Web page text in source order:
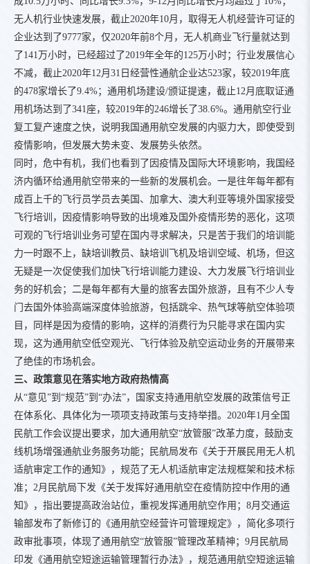
无人机行业快速发展，截止2020年10月，取得无人机经营许可证的
企业达到了9777家，仅2020年前8个月，无人机商业飞行量就达到
了141万小时，已经超过了2019年全年的125万小时；行业发展信心
不减，截止2020年12月31日经营性通航企业达523家，较2019年底
的478家增长了9.4%；通用机场建设/颁证提速，截止12月底取证通
用机场达到了341座，较2019年的246增长了38.6%。通用航空行业
复工复产速度之快，说明我国通用航空发展的内驱力大，即使受到
疫情影响，但发展大势未变、发展势头依然。
同时，危中有机，我们也看到了因疫情及国际大环境影响，我国经
济内循环给通用航空带来的一些新的发展机会。一是往年每年都有
成百上千的飞行员学员去美国、加拿大、澳大利亚等境外国家接受
飞行培训，因疫情影响导致的出境难及国外疫情形势的恶化，这项
可观的飞行培训业务可望在国内寻求解决，只是苦于我们的培训能
力一时跟不上，缺培训教员、缺培训飞机及培训空域、机场，但这
无疑是一次促使我们加快飞行培训能力建设、大力发展飞行培训业
务的好机会；二是每年都有大量的旅客去国外旅游，且有不少人专
门去国外体验高端深度体验旅游，包括跳伞、热气球等航空体验项
目，同样是因为疫情的影响，这样的消费行为只能寻求在国内实
现，这为通用航空低空观光、飞行体验及航空运动业务的开展带来
了绝佳的市场机会。
三、政策意见在落实地方政府热情高
从“意见”到“规范”到“办法”，国家支持通用航空发展的政策信号正
在体系化、具体化为一项项支持政策与支持举措。2020年1月全国
民航工作会议提出要求，加大通用航空“放管服”改革力度，鼓励支
线机场增强通航业务服务功能；民航局发布《关于开展民用无人机
适航审定工作的通知》，规范了无人机适航审定法规框架和技术标
准；2月民航局下发《关于发挥好通用航空在疫情防控中作用的通
知》，指出要提高政治站位，重视发挥通用航空作用；8月交通运
输部发布了新修订的《通用航空经营许可管理规定》，简化多项行
政审批事项，体现了通用航空“放管服”管理改革精神；9月民航局
印发《通用航空短途运输管理暂行办法》，规范通用航空短途运输